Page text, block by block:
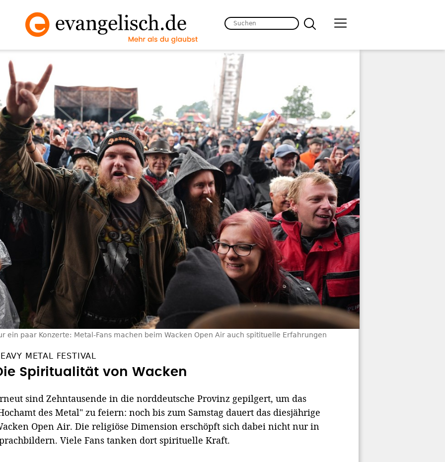
ein paar Konzerte: Metal-Fans machen beim Wacken Open Air auch spitituelle Erfahrungen
METAL FESTIVAL
Spiritualität von Wacken
sind Zehntausende in die norddeutsche Provinz gepilgert, um das
des Metal" zu feiern: noch bis zum Samstag dauert das diesjährige
Open Air. Die religiöse Dimension erschöpft sich dabei nicht nur in
Viele Fans tanken dort spirituelle Kraft.